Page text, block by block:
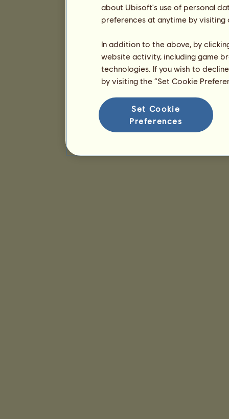
about Ubisoft's use of personal
preferences at anytime by
In addition to the above, by
website activity, including game
technologies. If you wish to
by visiting the “Set Cookie
Set Cookie
Preferences